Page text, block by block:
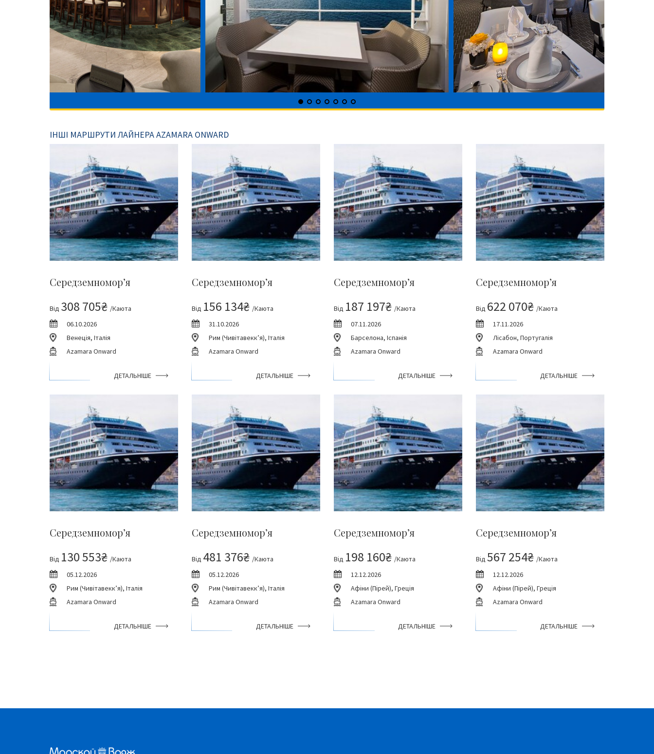
ІНШІ МАРШРУТИ ЛАЙНЕРА AZAMARA ONWARD
Середземномор’я
Від 308 705₴ /Каюта
06.10.2026
Венеція, Італія
Azamara Onward
ДЕТАЛЬНІШЕ
Середземномор’я
Від 156 134₴ /Каюта
31.10.2026
Рим (Чивітавекк’я), Італія
Azamara Onward
ДЕТАЛЬНІШЕ
Середземномор’я
Від 187 197₴ /Каюта
07.11.2026
Барселона, Іспанія
Azamara Onward
ДЕТАЛЬНІШЕ
Середземномор’я
Від 622 070₴ /Каюта
17.11.2026
Лісабон, Португалія
Azamara Onward
ДЕТАЛЬНІШЕ
Середземномор’я
Від 130 553₴ /Каюта
05.12.2026
Рим (Чивітавекк’я), Італія
Azamara Onward
ДЕТАЛЬНІШЕ
Середземномор’я
Від 481 376₴ /Каюта
05.12.2026
Рим (Чивітавекк’я), Італія
Azamara Onward
ДЕТАЛЬНІШЕ
Середземномор’я
Від 198 160₴ /Каюта
12.12.2026
Афіни (Пірей), Греція
Azamara Onward
ДЕТАЛЬНІШЕ
Середземномор’я
Від567 254₴ /Каюта
12.12.2026
Афіни (Пірей), Греція
Azamara Onward
ДЕТАЛЬНІШЕ